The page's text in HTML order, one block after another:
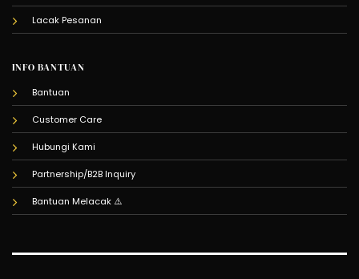
Lacak Pesanan
INFO BANTUAN
Bantuan
Customer Care
Hubungi Kami
Partnership/B2B Inquiry
Bantuan Melacak